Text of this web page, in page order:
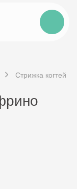
Стрижка когтей